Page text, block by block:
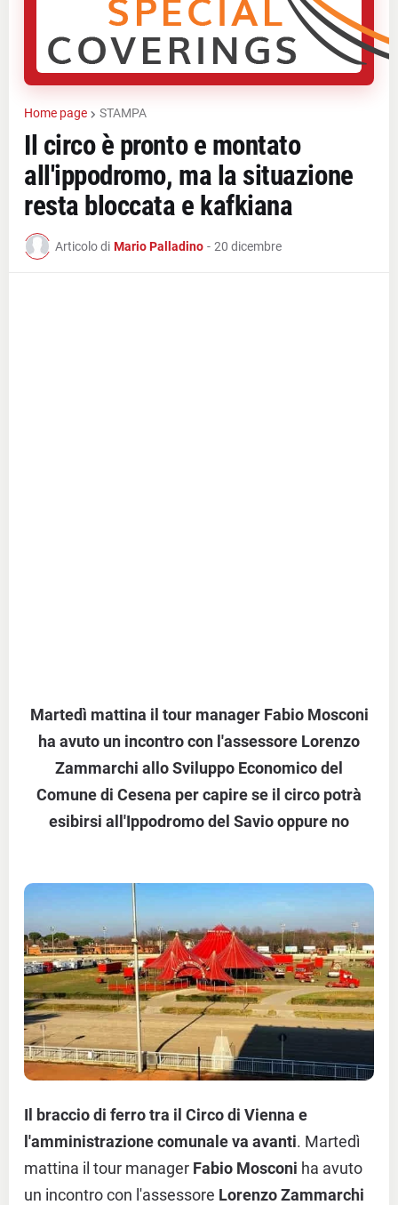
Home page STAMPA
Il circo è pronto e montato
all'ippodromo, ma la situazione
resta bloccata e kafkiana
Articolo di Mario Palladino - 20 dicembre
Martedì mattina il tour manager Fabio Mosconi
ha avuto un incontro con l'assessore Lorenzo
Zammarchi allo Sviluppo Economico del
Comune di Cesena per capire se il circo potrà
esibirsi all'Ippodromo del Savio oppure no
Il braccio di ferro tra il Circo di Vienna e
l'amministrazione comunale va avanti. Martedì
mattina il tour manager Fabio Mosconi ha avuto
un incontro con l'assessore Lorenzo Zammarchi